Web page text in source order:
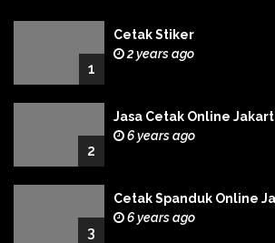
1
Cetak Stiker
2 years ago
2
Jasa Cetak Online
6 years ago
3
Cetak Spanduk Online
6 years ago